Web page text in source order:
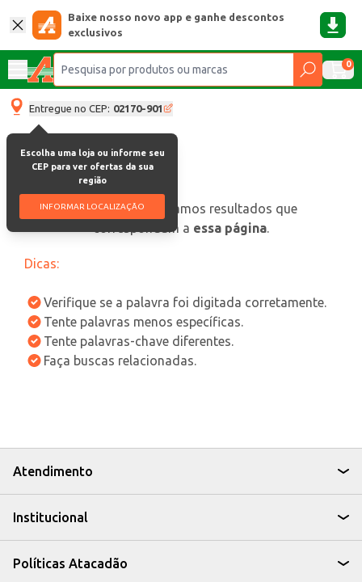
Baixe nosso novo app e ganhe descontos
exclusivos
0
Entregue no CEP: 02170-901
Escolha uma loja ou informe seu
CEP para ver ofertas da sua
região
INFORMAR LOCALIZAÇÃO
oops, não encontramos resultados que
correspondam a essa página.
Dicas:
Verifique se a palavra foi digitada corretamente.
Tente palavras menos específicas.
Tente palavras-chave diferentes.
Faça buscas relacionadas.
Atendimento
Institucional
Políticas Atacadão